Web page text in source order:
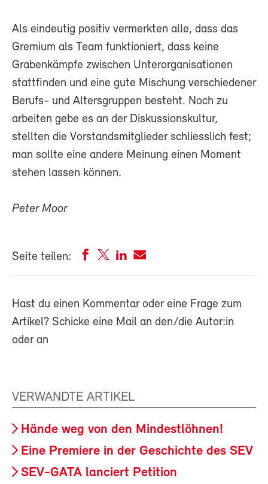
Als eindeutig positiv vermerkten alle, dass das
Gremium als Team funktioniert, dass keine
Grabenkämpfe zwischen Unterorganisationen
stattfinden und eine gute Mischung verschiedener
Berufs- und Altersgruppen besteht. Noch zu
arbeiten gebe es an der Diskussionskultur,
stellten die Vorstandsmitglieder schliesslich fest;
man sollte eine andere Meinung einen Moment
stehen lassen können.
Peter Moor
Seite teilen:
Hast du einen Kommentar oder eine Frage zum
Artikel? Schicke eine Mail an den/die Autor:in
oder an
VERWANDTE ARTIKEL
Hände weg von den Mindestlöhnen!
Eine Premiere in der Geschichte des SEV
SEV-GATA lanciert Petition